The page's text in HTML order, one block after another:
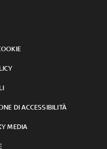
DI ACCESSIBILITÀ
MEDIA